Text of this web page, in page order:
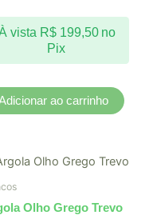
vista R$199,50 no
Pix
ao carrinho
Olho Grego Trevo